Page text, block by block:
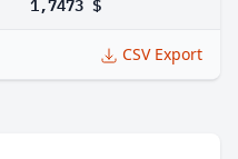
CSV Export